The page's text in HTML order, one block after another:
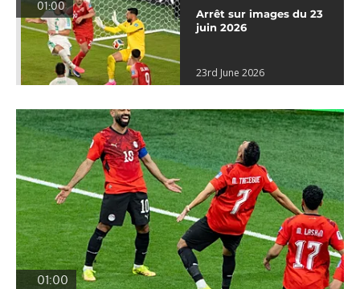
01:00
Arrêt sur images du 23
juin 2026
23rd June 2026
01:00